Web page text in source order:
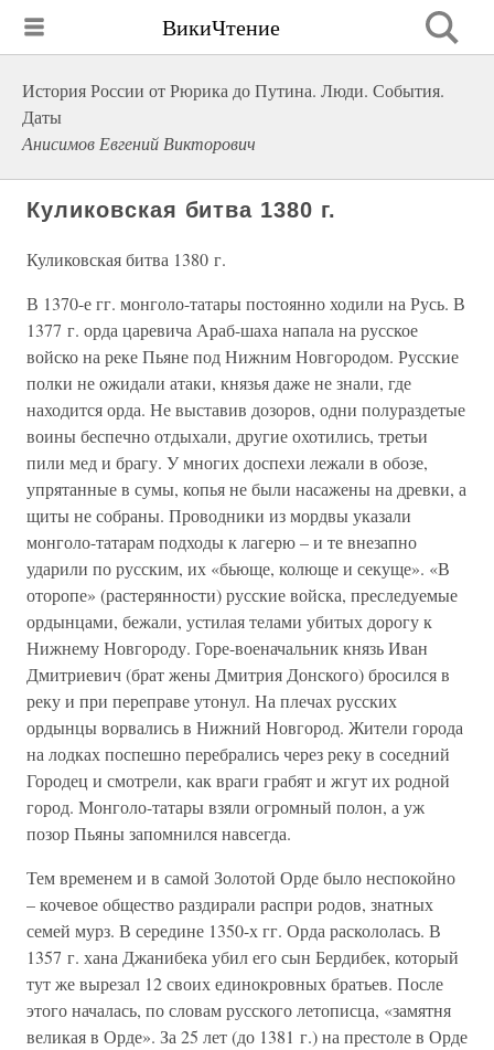
ВикиЧтение
История России от Рюрика до Путина. Люди. События.
Даты
Анисимов Евгений Викторович
Куликовская битва 1380 г.
Куликовская битва 1380 г.
В 1370-е гг. монголо-татары постоянно ходили на Русь. В
1377 г. орда царевича Араб-шаха напала на русское
войско на реке Пьяне под Нижним Новгородом. Русские
полки не ожидали атаки, князья даже не знали, где
находится орда. Не выставив дозоров, одни полураздетые
воины беспечно отдыхали, другие охотились, третьи
пили мед и брагу. У многих доспехи лежали в обозе,
упрятанные в сумы, копья не были насажены на древки, а
щиты не собраны. Проводники из мордвы указали
монголо-татарам подходы к лагерю – и те внезапно
ударили по русским, их «бьюще, колюще и секуще». «В
оторопе» (растерянности) русские войска, преследуемые
ордынцами, бежали, устилая телами убитых дорогу к
Нижнему Новгороду. Горе-военачальник князь Иван
Дмитриевич (брат жены Дмитрия Донского) бросился в
реку и при переправе утонул. На плечах русских
ордынцы ворвались в Нижний Новгород. Жители города
на лодках поспешно перебрались через реку в соседний
Городец и смотрели, как враги грабят и жгут их родной
город. Монголо-татары взяли огромный полон, а уж
позор Пьяны запомнился навсегда.
Тем временем и в самой Золотой Орде было неспокойно
– кочевое общество раздирали распри родов, знатных
семей мурз. В середине 1350-х гг. Орда раскололась. В
1357 г. хана Джанибека убил его сын Бердибек, который
тут же вырезал 12 своих единокровных братьев. После
этого началась, по словам русского летописца, «замятня
великая в Орде». За 25 лет (до 1381 г.) на престоле в Орде